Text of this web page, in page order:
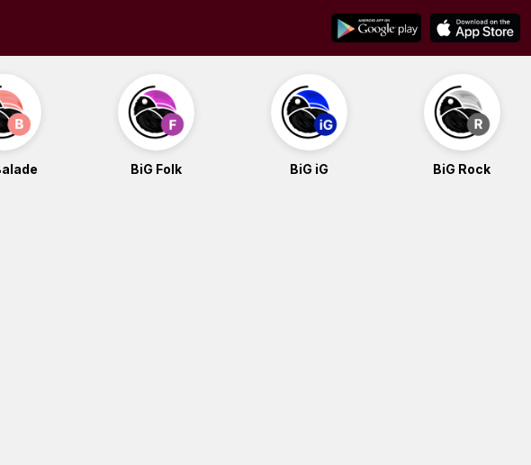
BiG Folk BiG iG BiG Rock